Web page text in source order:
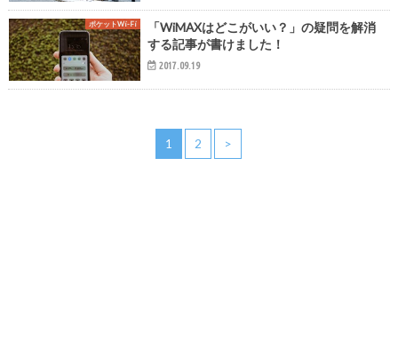
ポケットWi-Fi
「WiMAXはどこがいい？」の疑問を解消
する記事が書けました！
2017.09.19
1 2 >